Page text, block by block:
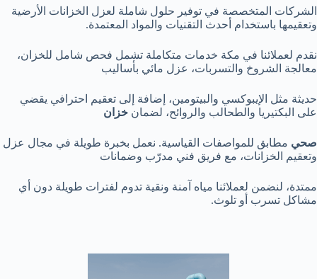
الشركات المتخصصة في توفير حلول شاملة لعزل الخزانات الأرضية
وتعقيمها باستخدام أحدث التقنيات والمواد المعتمدة.
نقدم لعملائنا في مكة خدمات متكاملة تشمل فحص شامل للخزان،
معالجة الشروخ والتسربات، عزل مائي بأساليب
حديثة مثل الإيبوكسي والبيتومين، إضافة إلى تعقيم احترافي يقضي
على البكتيريا والطحالب والروائح، لضمان خزان
صحي مطابق للمواصفات القياسية. نعمل بخبرة طويلة في مجال عزل
وتعقيم الخزانات، مع فريق فني مدرّب وضمانات
ممتدة، لنضمن لعملائنا مياه آمنة ونقية تدوم لفترات طويلة دون أي
مشاكل تسرب أو تلوث.